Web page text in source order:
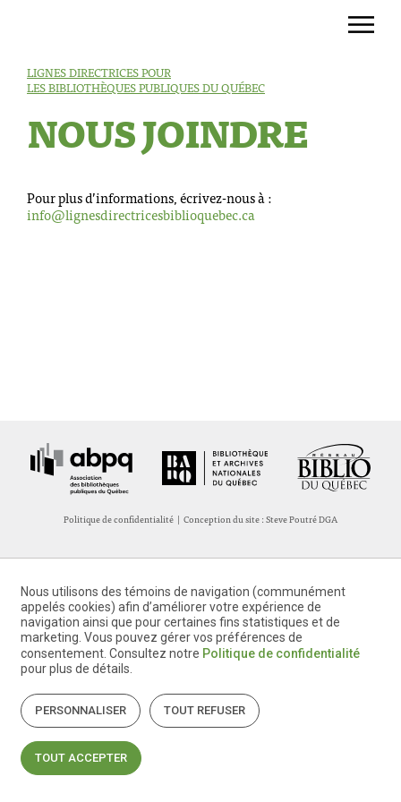
LIGNES DIRECTRICES POUR
LES BIBLIOTHÈQUES PUBLIQUES DU QUÉBEC
NOUS JOINDRE
Pour plus d’informations, écrivez-nous à :
info@lignesdirectricesbiblioquebec.ca
Politique de confidentialité | Conception du site :Steve Poutré DGA
Nous utilisons des témoins de navigation (communément
appelés cookies) afin d’améliorer votre expérience de
navigation ainsi que pour certaines fins statistiques et de
marketing. Vous pouvez gérer vos préférences de
consentement. Consultez notre Politique de confidentialité
pour plus de détails.
PERSONNALISER TOUT REFUSER
TOUT ACCEPTER